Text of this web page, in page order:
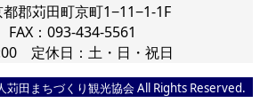
郡苅田町京町1−11−1-1F
：093-434-5561
定休日：土・日・祝日
田まちづくり観光協会 All Rights Reserved.